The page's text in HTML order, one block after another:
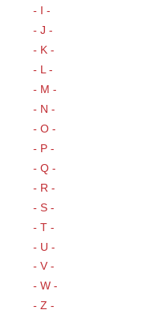
- I -
- J -
- K -
- L -
- M -
- N -
- O -
- P -
- Q -
- R -
- S -
- T -
- U -
- V -
- W -
- Z -